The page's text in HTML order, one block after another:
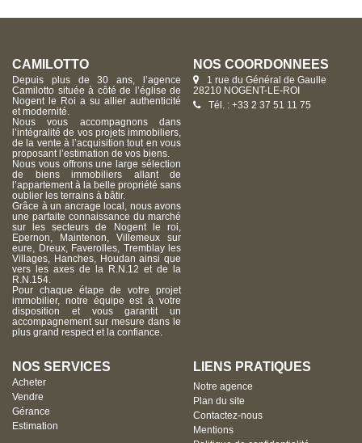
CAMILOTTO
Depuis plus de 30 ans, l’agence
Camilotto située à côté de l’église de
Nogent le Roi a su allier authenticité
et modernité.
Nous vous accompagnons dans
l’intégralité de vos projets immobiliers,
de la vente à l’acquisition tout en vous
proposant l’estimation de vos biens.
Nous vous offrons une large sélection
de biens immobiliers allant de
l’appartement à la belle propriété sans
oublier les terrains à bâtir.
Grâce à un ancrage local, nous avons
une parfaite connaissance du marché
sur les secteurs de Nogent le roi,
Epernon, Maintenon, Villemeux sur
eure, Dreux, Faverolles, Tremblay les
Villages, Hanches, Houdan ainsi que
vers les axes de la R.N.12 et de la
R.N.154.
Pour chaque étape de votre projet
immobilier, notre équipe est à votre
disposition et vous garantit un
accompagnement sur mesure dans le
plus grand respect et la confiance.
NOS COORDONNÉES
1 rue du Général de Gaulle
28210 NOGENT-LE-ROI
Tél. : +33 2 37 51 11 75
NOS SERVICES
Acheter
Vendre
Gérance
Estimation
LIENS PRATIQUES
Notre agence
Plan du site
Contactez-nous
Mentions